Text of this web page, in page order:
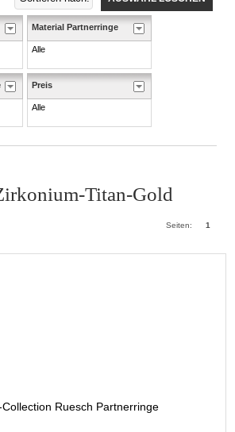
Material Partnerringe
Alle
Preis
Alle
Titan-Gold
Seiten: 1
Collection Ruesch Partnerringe